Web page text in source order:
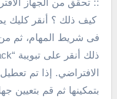
:: تحقق من الجهاز
كيف ذلك ؟ أنقر كليك
ذلك أنقر على تبويبة “
الافتراضي.
إذا تم
بتمكينها ثم قم بتعيين